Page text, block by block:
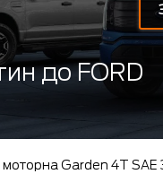
до FORD
Garden 4T SAE